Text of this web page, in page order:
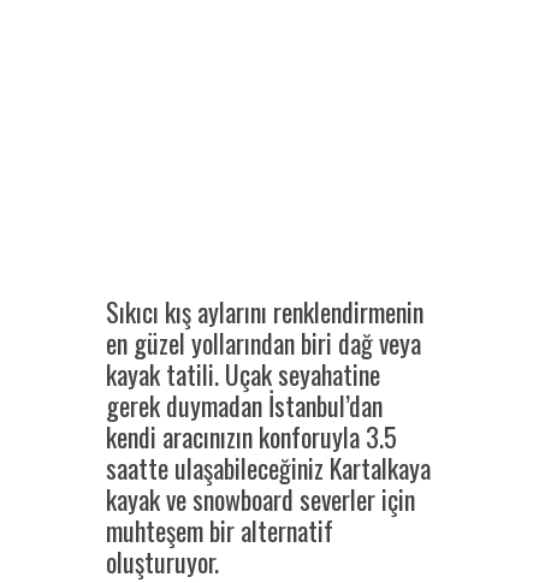
Sıkıcı kış aylarını renklendirmenin
en güzel yollarından biri dağ veya
kayak tatili. Uçak seyahatine
gerek duymadan İstanbul’dan
kendi aracınızın konforuyla 3.5
saatte ulaşabileceğiniz Kartalkaya
kayak ve snowboard severler için
muhteşem bir alternatif
oluşturuyor.